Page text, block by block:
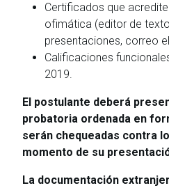
Certificados que
ofimática (editor de
presentaciones, correo
Calificaciones
2019.
El postulante deberá
probatoria ordenada en
serán chequeadas contra
momento de su
La documentación